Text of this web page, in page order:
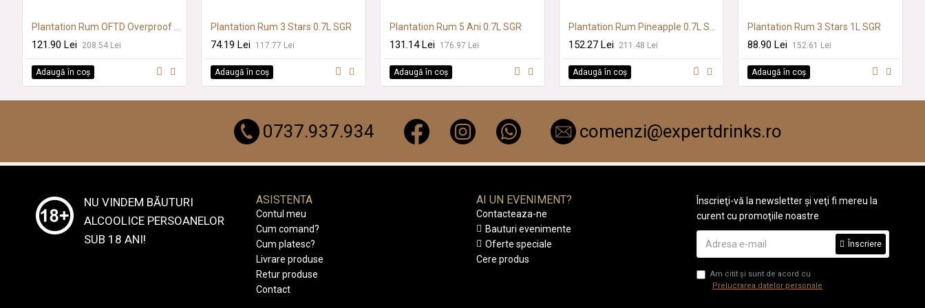
121.90 Lei 208.54 Lei
Adaugă în coş
Plantation Rum 3 Stars 0.7L SGR
74.19 Lei 117.77 Lei
Adaugă în coş
Plantation Rum 5 Ani 0.7L SGR
131.14 Lei 176.97 Lei
Adaugă în coş
152.27 Lei 211.48 Lei
Adaugă în coş
Plantation Rum 3 Stars 1L SGR
88.90 Lei 152.61 Lei
Adaugă în coş
0737.937.934 comenzi@expertdrinks.ro
NU VINDEM BĂUTURI
ALCOOLICE PERSOANELOR
SUB 18 ANI!
ASISTENTA
Contul meu
Cum comand?
Cum platesc?
Livrare produse
Retur produse
Contact
AI UN EVENIMENT?
Contacteaza-ne
Bauturi evenimente
Oferte speciale
Cere produs
Înscrieţi-vă la newsletter şi veţi fi mereu la
curent cu promoţiile noastre
Înscriere
Am citit şi sunt de acord cu
Prelucrarea datelor personale